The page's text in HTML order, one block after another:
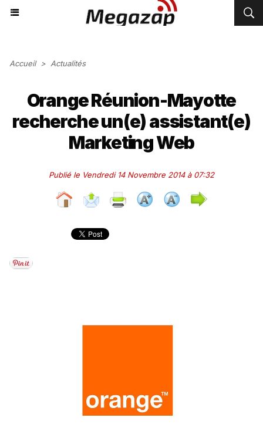
Accueil > Actualités
Orange Réunion-Mayotte
recherche un(e) assistant(e)
Marketing Web
Publié le Vendredi 14 Novembre 2014 à 07:32